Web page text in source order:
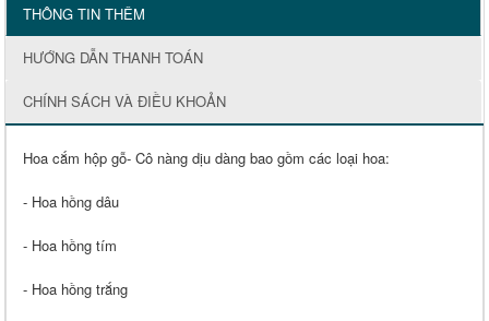
THÔNG TIN THÊM
HƯỚNG DẪN THANH TOÁN
CHÍNH SÁCH VÀ ĐIỀU KHOẢN
Hoa cắm hộp gỗ- Cô nàng dịu dàng bao gồm các loại hoa:
- Hoa hồng dâu
- Hoa hồng tím
- Hoa hồng trắng